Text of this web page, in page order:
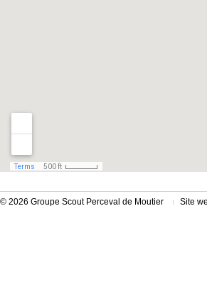
© 2026 Groupe Scout Perceval de Moutier Site